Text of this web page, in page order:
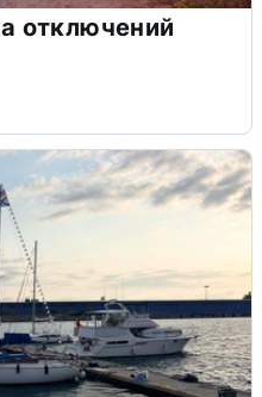
отключений